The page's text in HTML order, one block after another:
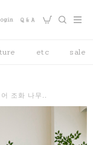
etc sale
조화 나무..